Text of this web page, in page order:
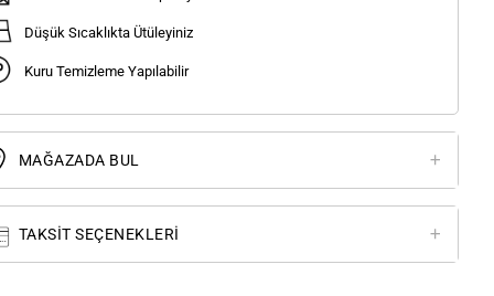
Düşük Sıcaklıkta Ütüleyiniz
Kuru Temizleme Yapılabilir
MAĞAZADA BUL
TAKSIT SEÇENEKLERI